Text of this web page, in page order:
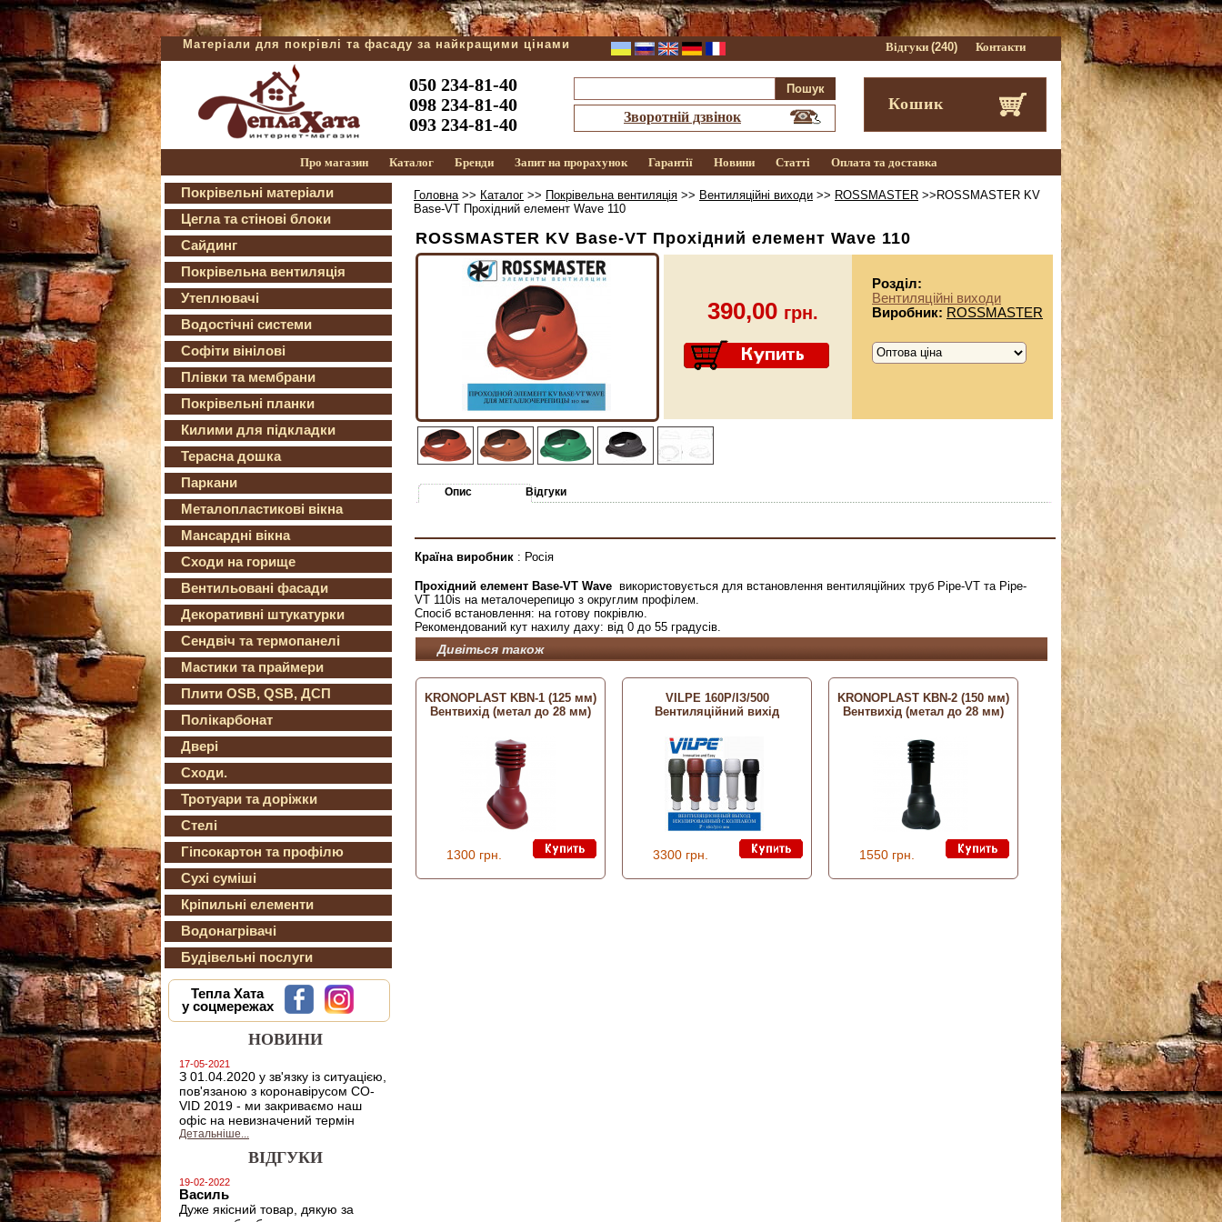
Матеріали для покрівлі та фасаду за найкращими цінами Відгуки (240) Контакти
050 234-81-40
098 234-81-40
093 234-81-40
Зворотній дзвінок
Кошик
Про магазин Каталог Бренди Запит на прорахунок Гарантії Новини Статті Оплата та доставка
Покрівельні матеріали
Цегла та стінові блоки
Сайдинг
Покрівельна вентиляція
Утеплювачі
Водостічні системи
Софіти вінілові
Плівки та мембрани
Покрівельні планки
Килими для підкладки
Терасна дошка
Паркани
Металопластикові вікна
Мансардні вікна
Сходи на горище
Вентильовані фасади
Декоративні штукатурки
Сендвіч та термопанелі
Мастики та праймери
Плити OSB, QSB, ДСП
Полікарбонат
Двері
Сходи.
Тротуари та доріжки
Стелі
Гіпсокартон та профілю
Сухі суміші
Кріпильні елементи
Водонагрівачі
Будівельні послуги
Тепла Хата
у соцмережах
НОВИНИ
17-05-2021
З 01.04.2020 у зв'язку із ситуацією,
пов'язаною з коронавірусом CO-
VID 2019 - ми закриваємо наш
офіс на невизначений термін
Детальніше...
ВІДГУКИ
19-02-2022
Василь
Дуже якісний товар, дякую за
Головна>> Каталог >> Покрівельна вентиляція >> Вентиляційні виходи >> ROSSMASTER >>ROSSMASTER KV
Base-VT Прохідний елемент Wave 110
ROSSMASTER KV Base-VT Прохідний елемент Wave 110
390,00 грн.
Розділ:
Вентиляційні виходи
Виробник: ROSSMASTER
Опис Відгуки
Країна виробник : Росія
Прохідний елемент Base-VT Wave використовується для встановлення вентиляційних труб Pipe-VT та Pipe-
VT 110is на металочерепицю з округлим профілем.
Спосіб встановлення: на готову покрівлю.
Рекомендований кут нахилу даху: від 0 до 55 градусів.
Дивіться також
KRONOPLAST KBN-1 (125 мм)
Вентвихід (метал до 28 мм)
1300 грн.
VILPE ​​160P/ІЗ/500
Вентиляційний вихід
3300 грн.
KRONOPLAST KBN-2 (150 мм)
Вентвихід (метал до 28 мм)
1550 грн.